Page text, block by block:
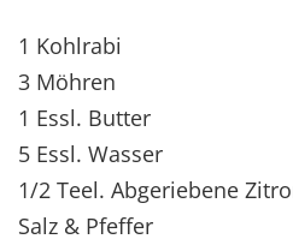
1 Kohlrabi
3 Möhren
1 Essl. Butter
5 Essl. Wasser
1/2 Teel. Abgeriebene
Salz & Pfeffer